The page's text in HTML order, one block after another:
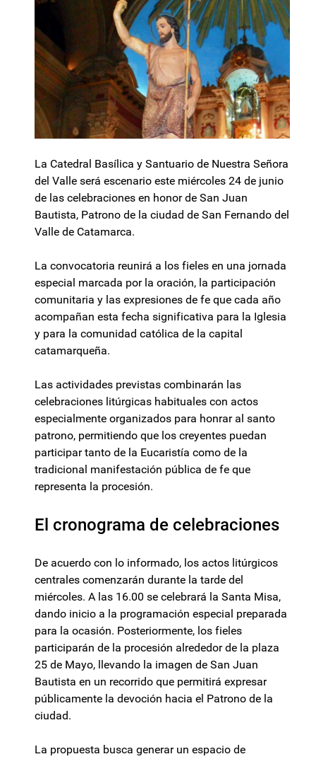
La Catedral Basílica y Santuario de Nuestra Señora
del Valle será escenario este miércoles 24 de junio
de las celebraciones en honor de San Juan
Bautista, Patrono de la ciudad de San Fernando del
Valle de Catamarca.
La convocatoria reunirá a los fieles en una jornada
especial marcada por la oración, la participación
comunitaria y las expresiones de fe que cada año
acompañan esta fecha significativa para la Iglesia
y para la comunidad católica de la capital
catamarqueña.
Las actividades previstas combinarán las
celebraciones litúrgicas habituales con actos
especialmente organizados para honrar al santo
patrono, permitiendo que los creyentes puedan
participar tanto de la Eucaristía como de la
tradicional manifestación pública de fe que
representa la procesión.
El cronograma de celebraciones
De acuerdo con lo informado, los actos litúrgicos
centrales comenzarán durante la tarde del
miércoles. A las 16.00 se celebrará la Santa Misa,
dando inicio a la programación especial preparada
para la ocasión. Posteriormente, los fieles
participarán de la procesión alrededor de la plaza
25 de Mayo, llevando la imagen de San Juan
Bautista en un recorrido que permitirá expresar
públicamente la devoción hacia el Patrono de la
ciudad.
La propuesta busca generar un espacio de